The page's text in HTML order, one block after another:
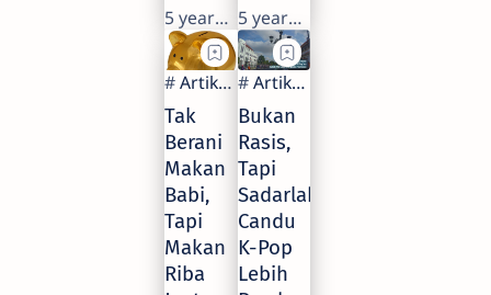
5 years ago
5 years ago
Tak
Berani
Makan
Babi,
Tapi
Makan
Riba
Bukan
Rasis,
Tapi
Sadarlah
Candu
K-Pop
Lebih